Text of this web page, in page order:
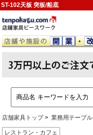
ST-102天板 突板/船底
店舗家具トップ 業務用テーブル
レストラン・カフェ